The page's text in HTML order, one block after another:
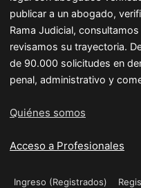
publicar a un abogado,
Rama Judicial,
revisamos su trayectoria.
de 90.000 solicitudes en
penal, administrativo y
Quiénes somos
Acceso a Profesionales
Ingreso (Registrados)